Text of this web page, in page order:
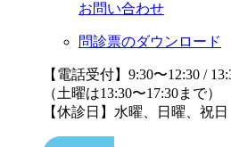
お問い合わせ
問診票のダウンロード
【電話受付】9:30〜12:30 /
（土曜は13:30〜17:30まで）
【休診日】水曜、日曜、祝日